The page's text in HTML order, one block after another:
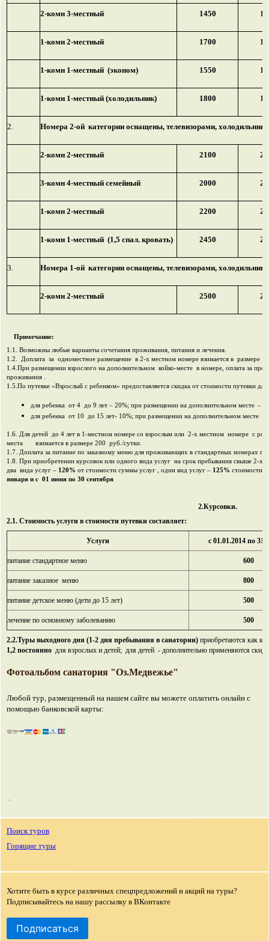
2-комн 3-местный 1450
1-комн 2-местный 1700
1-комн 1-местный (эконом) 1550
1-комн 1-местный (холодильник) 1800
2. Номера 2-ой категории оснащены, телевизорами,
2-комн 2-местный 2100
3-комн 4-местный семейный 2000
1-комн 2-местный 2200
1-комн 1-местный (1,5 спал. кровать) 2450
3. Номера 1-ой категории оснащены, телевизорами,
2-комн 2-местный 2500
Примечание:
1.1. Возможны любые варианты сочетания проживания, питания и лечения.
1.2. Доплата за одноместное размещение в 2-х местном номере взимается в размере
1.4.При размещении взрослого на дополнительном койко-месте в номере, оплата за
проживания .
1.5.По путевке «Взрослый с ребенком» предоставляется скидка от стоимости путевки для
для ребенка от 4 до 9 лет – 20%; при размещении на дополнительном месте -
для ребенка от 10 до 15 лет- 10%; при размещении на дополнительном месте -
1.6. Для детей до 4 лет в 1-местном номере со взрослым или 2-х местном номере с
места взимается в размере 200 руб./сутки.
1.7. Доплата за питание по заказному меню для проживающих в стандартных номерах
1.8. При приобретении курсовок или одного вида услуг на срок пребывания свыше 2-х
два вида услуг – 120% от стоимости суммы услуг , один вид услуг – 125% стоимости
января и с 01 июня по 30 сентября
2.Курсовки.
2.1. Стоимость услуги в стоимости путевки составляет:
Услуги с 01.01.2014 по
питание стандартное меню 600
питание заказное меню 800
питание детское меню (дети до 15 лет) 500
лечение по основному заболеванию 500
2.2.Туры выходного дня (1-2 дня пребывания в санатории) приобретаются как
1,2 постоянно для взрослых и детей; для детей - дополнительно применяются
Фотоальбом санатория "Оз.Медвежье"
Любой тур, размещенный на нашем сайте вы можете оплатить онлайн с
помощью банковской карты:
Поиск туров
Горящие туры
Хотите быть в курсе различных спецпредложений и акций на туры?
Подписывайтесь на нашу рассылку в ВКонтакте
Подписаться